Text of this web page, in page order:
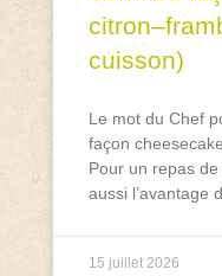
cuisson)
Le mot du Chef
façon
Pour un repas
aussi l’avantage
15 juillet 2026